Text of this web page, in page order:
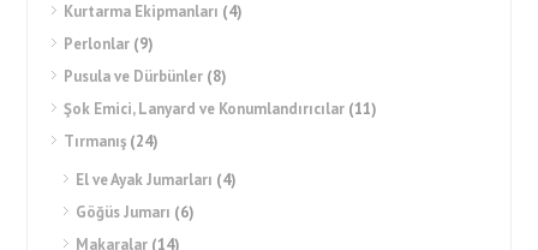
Kurtarma Ekipmanları (4)
Perlonlar (9)
Pusula ve Dürbünler (8)
Şok Emici, Lanyard ve Konumlandırıcılar (11)
Tırmanış (24)
El ve Ayak Jumarları (4)
Göğüs Jumarı (6)
Makaralar (14)